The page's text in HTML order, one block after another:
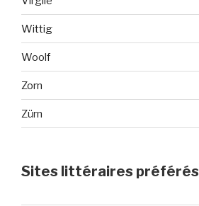
Wittig
Woolf
Zorn
Zürn
Sites littéraires préférés